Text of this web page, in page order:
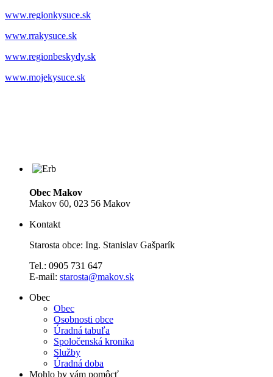
www.regionkysuce.sk
www.rrakysuce.sk
www.regionbeskydy.sk
www.mojekysuce.sk
Obec Makov
Makov 60, 023 56 Makov
Kontakt
Starosta obce: Ing. Stanislav Gašparík
Tel.: 0905 731 647
E-mail: starosta@makov.sk
Obec
Obec
Osobnosti obce
Úradná tabuľa
Spoločenská kronika
Služby
Úradná doba
Mohlo by vám pomôcť